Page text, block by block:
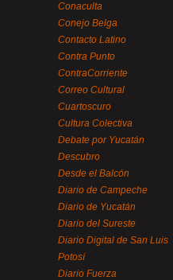
Conaculta
Conejo Belga
Contacto Latino
Contra Punto
ContraCorriente
Correo Cultural
Cuartoscuro
Cultura Colectiva
Debate por Yucatán
Descubro
Desde el Balcón
Diario de Campeche
Diario de Yucatán
Diario del Sureste
Diario Digital de San Luis
Potosí
Diario Fuerza